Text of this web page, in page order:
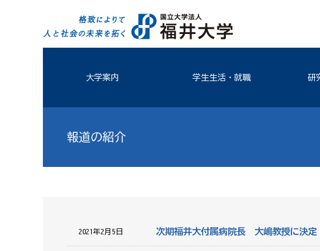
大学案内 学生生活・就職 研
報道の紹介
2021年2月5日 次期福井大付属病院長 大嶋教授に決定